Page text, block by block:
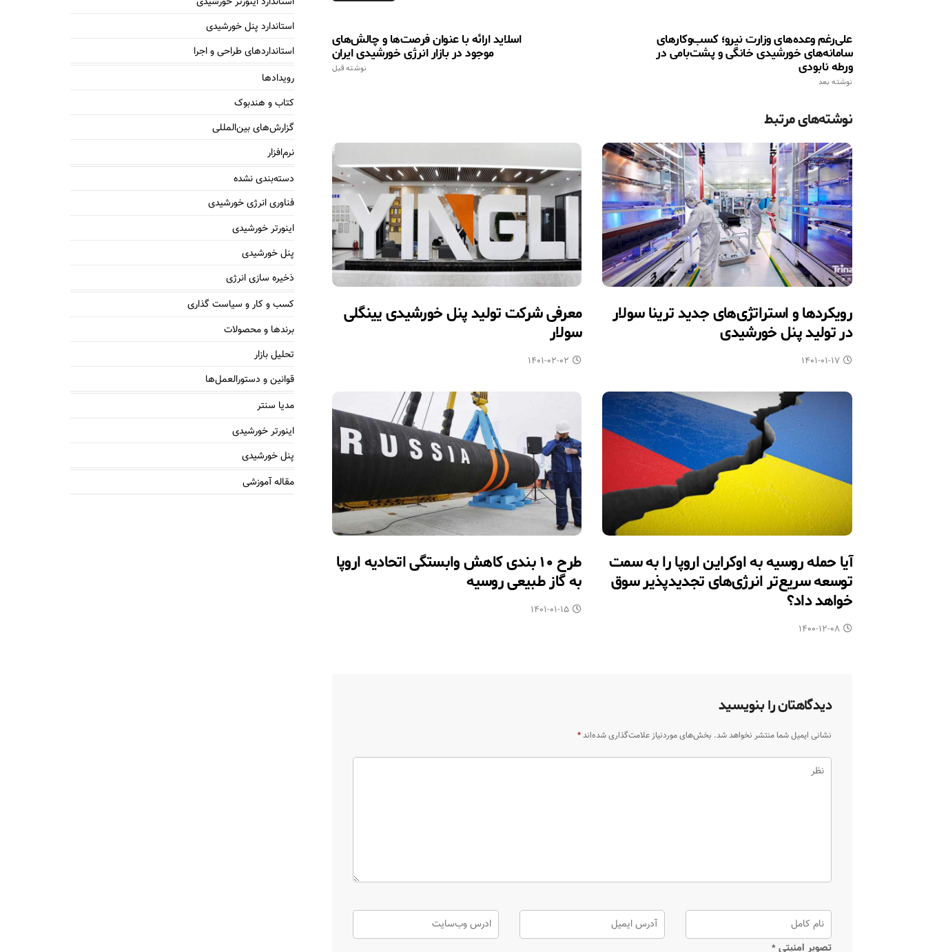
اسلاید ارائه با عنوان فرصت‌ها و چالش‌های
موجود در بازار انرژی خورشیدی ایران
نوشته قبل
علی‌رغم وعده‌های وزارت نیرو؛ کسب‌وکارهای
سامانه‌های خورشیدی خانگی و پشت‌بامی در
ورطه نابودی
نوشته بعد
نوشته‌های مرتبط
معرفی شرکت تولید پنل خورشیدی یینگلی
سولار
۱۴۰۱-۰۲-۰۲
رویکردها و استراتژی‌های جدید ترینا سولار
در تولید پنل خورشیدی
۱۴۰۱-۰۱-۱۷
طرح ۱۰ بندی کاهش وابستگی اتحادیه اروپا
به گاز طبیعی روسیه
۱۴۰۱-۰۱-۱۵
آیا حمله روسیه به اوکراین اروپا را به سمت
توسعه سریع‌تر انرژی‌های تجدیدپذیر سوق
خواهد داد؟
۱۴۰۰-۱۲-۰۸
دیدگاهتان را بنویسید
نشانی ایمیل شما منتشر نخواهد شد. بخش‌های موردنیاز علامت‌گذاری شده‌اند*
تصویر امنیتی *
استاندارد پنل خورشیدی
استانداردهای طراحی و اجرا
رویدادها
کتاب و هندبوک
گزارش‌های بین‌المللی
نرم‌افزار
دسته‌بندی نشده
فناوری انرژی خورشیدی
اینورتر خورشیدی
پنل خورشیدی
ذخیره سازی انرژی
کسب و کار و سیاست گذاری
برندها و محصولات
تحلیل بازار
قوانین و دستورالعمل‌ها
مدیا سنتر
اینورتر خورشیدی
پنل خورشیدی
مقاله آموزشی